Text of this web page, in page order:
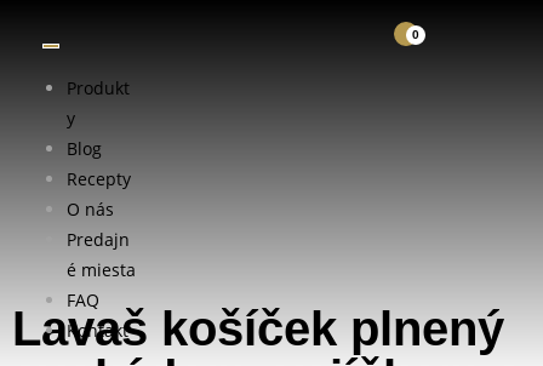
Produkt
y
Blog
Recepty
O nás
Predajn
é miesta
FAQ
Kontakt
0
Lavaš košíček plnený